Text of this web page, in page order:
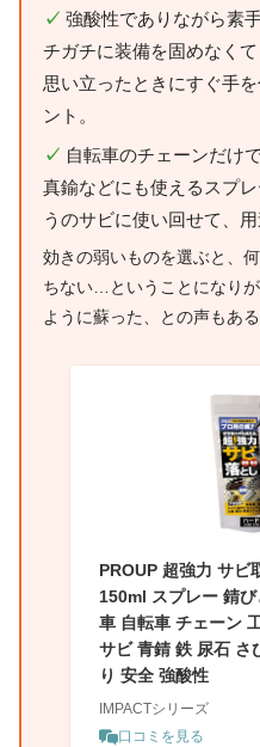
✓ 強酸性でありながら素
チガチに装備を固めなく
思い立ったときにすぐ手
ント。
✓ 自転車のチェーンだけ
真鍮などにも使えるスプ
うのサビに使い回せて、
効きの弱いものを選ぶと、
ちない…ということになり
ように蘇った、との声もある
PROUP 超強力 サビ
150ml スプレー 錆
車 自転車 チェーン
サビ 青錆 鉄 尿石 さ
り 安全 強酸性
IMPACTシリーズ
口コミを見る